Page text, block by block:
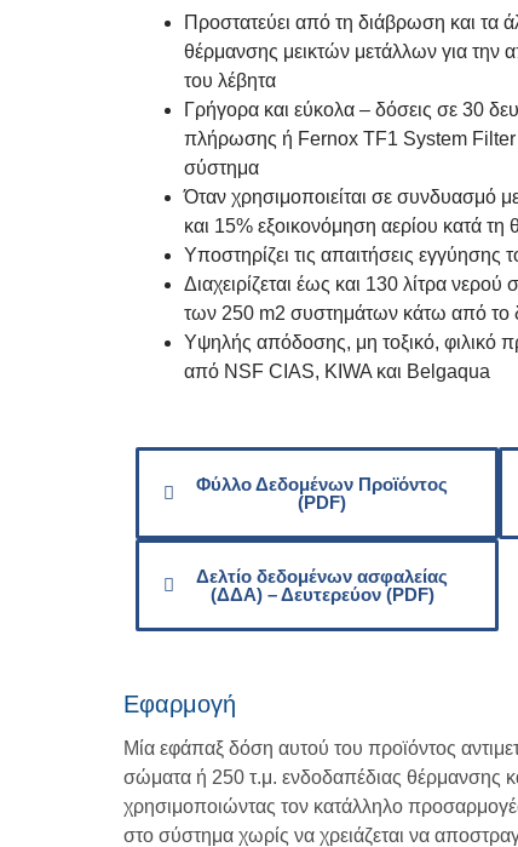
Προστατεύει από τη διάβρωση και τα
θέρμανσης μεικτών μετάλλων για
του λέβητα
Γρήγορα και εύκολα – δόσεις σε 30
πλήρωσης ή Fernox TF1 System Filter –
σύστημα
Όταν χρησιμοποιείται σε συνδυασμό
και 15% εξοικονόμηση αερίου κατά
Υποστηρίζει τις απαιτήσεις εγγύησης
Διαχειρίζεται έως και 130 λίτρα
των 250 m2 συστημάτων κάτω από το
Υψηλής απόδοσης, μη τοξικό, φιλικό
από NSF CIAS, KIWA και Belgaqua
Φύλλο Δεδομένων Προϊόντος
(PDF)
Δελτίο δεδομένων ασφαλείας
(ΔΔΑ) – Δευτερεύον (PDF)
Εφαρμογή
Μία εφάπαξ δόση αυτού του προϊόντος
σώματα ή 250 τ.μ. ενδοδαπέδιας θέρμανσης
χρησιμοποιώντας τον κατάλληλο
στο σύστημα χωρίς να χρειάζεται να